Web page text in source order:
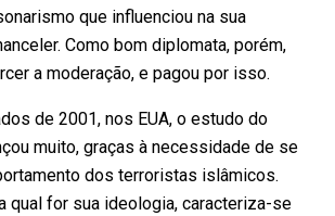
que influenciou na sua
Como bom diplomata, porém,
a moderação, e pagou por isso.
de 2001, nos EUA, o estudo do
muito, graças à necessidade de se
dos terroristas islâmicos.
qual for sua ideologia, caracteriza-se